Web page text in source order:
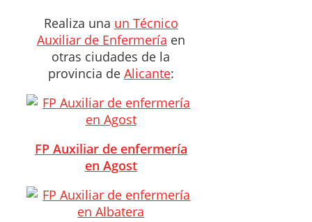
Realiza una un Técnico
Auxiliar de Enfermería en
otras ciudades de la
provincia de Alicante:
FP Auxiliar de enfermería
en Agost